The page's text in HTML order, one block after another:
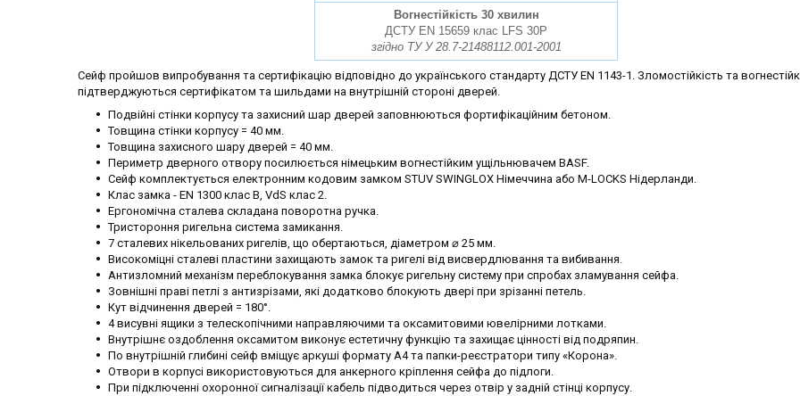
Вогнестійкість 30 хвилин
ДСТУ EN 15659 клас LFS 30P
згідно ТУ У 28.7-21488112.001-2001
Сейф пройшов випробування та сертифікацію відповідно до українського стандарту ДСТУ EN 1143-1. Зломостійкість та
підтверджуються сертифікатом та шильдами на внутрішній стороні дверей.
Подвійні стінки корпусу та захисний шар дверей заповнюються фортифікаційним бетоном.
Товщина стінки корпусу = 40 мм.
Товщина захисного шару дверей = 40 мм.
Периметр дверного отвору посилюється німецьким вогнестійким ущільнювачем BASF.
Сейф комплектується електронним кодовим замком STUV SWINGLOX Німеччина або M-LOCKS Нідерланди.
Клас замка - EN 1300 клас B, VdS клас 2.
Ергономічна сталева складана поворотна ручка.
Тристороння ригельна система замикання.
7 сталевих нікельованих ригелів, що обертаються, діаметром ⌀ 25 мм.
Високоміцні сталеві пластини захищають замок та ригелі від висвердлювання та вибивання.
Антизломний механізм переблокування замка блокує ригельну систему при спробах зламування сейфа.
Зовнішні праві петлі з антизрізами, які додатково блокують двері при зрізанні петель.
Кут відчинення дверей = 180°.
4 висувні ящики з телескопічними направляючими та оксамитовими ювелірними лотками.
Внутрішнє оздоблення оксамитом виконує естетичну функцію та захищає цінності від подряпин.
По внутрішній глибині сейф вміщує аркуші формату А4 та папки-реєстратори типу «Корона».
Отвори в корпусі використовуються для анкерного кріплення сейфа до підлоги.
При підключенні охоронної сигналізації кабель підводиться через отвір у задній стінці корпусу.